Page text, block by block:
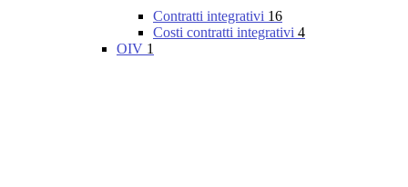
Contratti integrativi 16
Costi contratti integrativi 4
OIV 1